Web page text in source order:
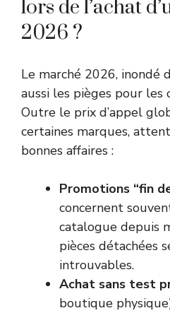
lors de l’achat
2026 ?
Le marché 2026, inondé
aussi les pièges pour les
Outre le prix d’appel
certaines marques,
bonnes affaires :
Promotions “fin
concernent
catalogue depuis
pièces détachées
introuvables.
Achat sans test
boutique